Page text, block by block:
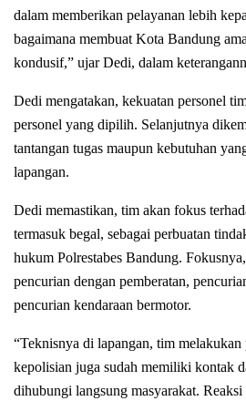
dalam memberikan pelayanan lebih
bagaimana membuat Kota Bandung
kondusif,” ujar Dedi, dalam
Dedi mengatakan, kekuatan personel
personel yang dipilih. Selanjutnya
tantangan tugas maupun kebutuhan
lapangan.
Dedi memastikan, tim akan fokus
termasuk begal, sebagai perbuatan
hukum Polrestabes Bandung.
pencurian dengan pemberatan,
pencurian kendaraan bermotor.
“Teknisnya di lapangan, tim
kepolisian juga sudah memiliki kontak
dihubungi langsung masyarakat. Reaksi